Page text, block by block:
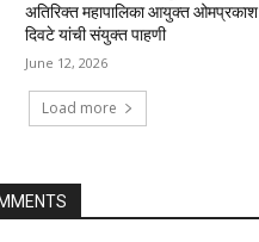
अतिरिक्त महापालिका आयुक्त ओमप्रकाश
दिवटे यांची संयुक्त पाहणी
June 12, 2026
Load more